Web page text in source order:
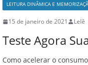
LEITURA DINÂMICA E
15 de janeiro de 2021 Lelê
Teste Agora
Como acelerar o